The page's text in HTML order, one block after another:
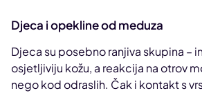
Djeca i opekline od meduza
Djeca su posebno ranjiva skupina –
osjetljiviju kožu, a reakcija na otrov
nego kod odraslih. Čak i kontakt s